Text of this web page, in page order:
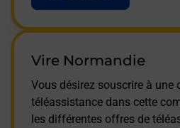
Vire Normandie
Vous désirez souscrire à une
téléassistance dans cette
les différentes offres de